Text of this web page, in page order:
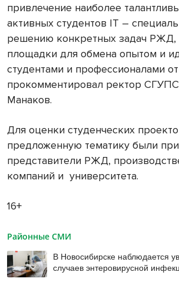
привлечение наиболее
активных студентов IT –
решению конкретных задач РЖД,
площадки для обмена опытом и
студентами и профессионалами
прокомментировал ректор
Манаков.
Для оценки студенческих
предложенную тематику были
представители РЖД,
компаний и университета.
16+
Районные СМИ
В Новосибирске наблюдается
случаев энтеровирусной